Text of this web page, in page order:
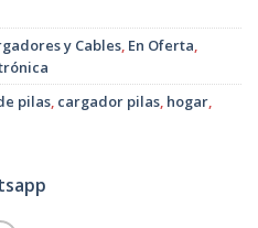
y Cables, En Oferta,
pilas, cargador pilas, hogar,